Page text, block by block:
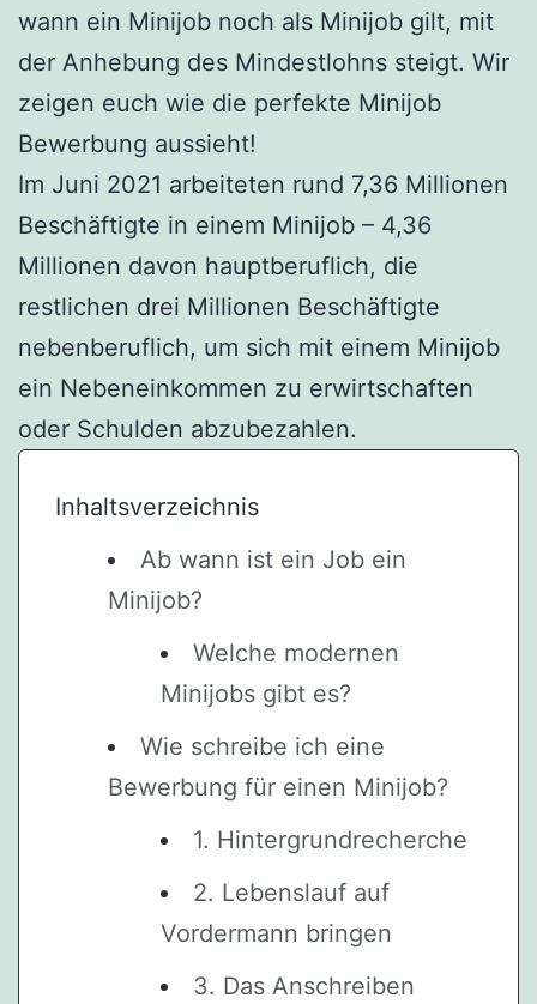
wann ein Minijob noch als Minijob gilt, mit
der Anhebung des Mindestlohns steigt. Wir
zeigen euch wie die perfekte Minijob
Bewerbung aussieht!
Im Juni 2021 arbeiteten rund 7,36 Millionen
Beschäftigte in einem Minijob – 4,36
Millionen davon hauptberuflich, die
restlichen drei Millionen Beschäftigte
nebenberuflich, um sich mit einem Minijob
ein Nebeneinkommen zu erwirtschaften
oder Schulden abzubezahlen.
Inhaltsverzeichnis
Ab wann ist ein Job ein
Minijob?
Welche modernen
Minijobs gibt es?
Wie schreibe ich eine
Bewerbung für einen Minijob?
1. Hintergrundrecherche
2. Lebenslauf auf
Vordermann bringen
3. Das Anschreiben